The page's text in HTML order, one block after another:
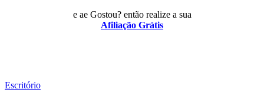
e ae Gostou? então realize a sua
Afiliação Grátis
Escritório